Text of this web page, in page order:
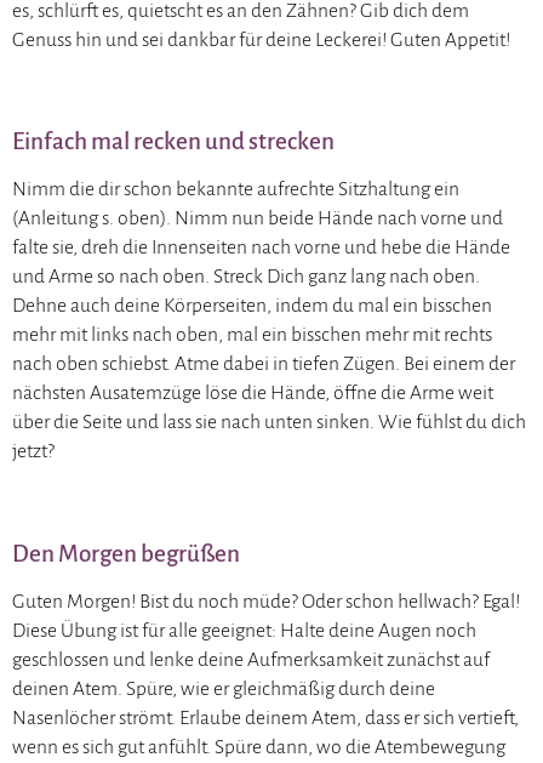
es, schlürft es, quietscht es an den Zähnen? Gib dich dem
Genuss hin und sei dankbar für deine Leckerei! Guten Appetit!
Einfach mal recken und strecken
Nimm die dir schon bekannte aufrechte Sitzhaltung ein
(Anleitung s. oben). Nimm nun beide Hände nach vorne und
falte sie, dreh die Innenseiten nach vorne und hebe die Hände
und Arme so nach oben. Streck Dich ganz lang nach oben.
Dehne auch deine Körperseiten, indem du mal ein bisschen
mehr mit links nach oben, mal ein bisschen mehr mit rechts
nach oben schiebst. Atme dabei in tiefen Zügen. Bei einem der
nächsten Ausatemzüge löse die Hände, öffne die Arme weit
über die Seite und lass sie nach unten sinken. Wie fühlst du dich
jetzt?
Den Morgen begrüßen
Guten Morgen! Bist du noch müde? Oder schon hellwach? Egal!
Diese Übung ist für alle geeignet: Halte deine Augen noch
geschlossen und lenke deine Aufmerksamkeit zunächst auf
deinen Atem. Spüre, wie er gleichmäßig durch deine
Nasenlöcher strömt. Erlaube deinem Atem, dass er sich vertieft,
wenn es sich gut anfühlt. Spüre dann, wo die Atembewegung